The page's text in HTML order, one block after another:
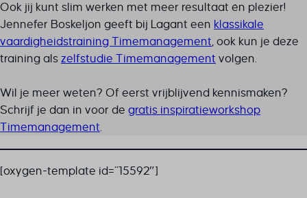
Ook jij kunt slim werken met meer resultaat én plezier!
Jennefer Boskeljon geeft bij Lagant een klassikale
vaardigheidstraining Timemanagement, ook kun je deze
training als zelfstudie Timemanagement volgen.
Wil je meer weten? Of eerst vrijblijvend kennismaken?
Schrijf je dan in voor de gratis inspiratieworkshop
Timemanagement.
[oxygen-template id=”15592″]